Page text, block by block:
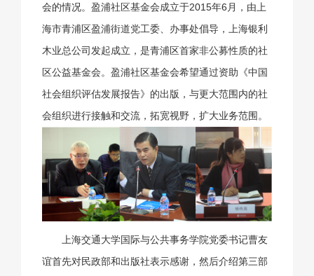
会的情况。盈浦社区基金会成立于2015年6月，由上
海市青浦区盈浦街道党工委、办事处倡导，上海银利
木业总公司发起成立，是青浦区首家非公募性质的社
区公益基金会。盈浦社区基金会希望通过资助《中国
社会组织评估发展报告》的出版，与更大范围内的社
会组织进行接触和交流，拓宽视野，扩大业务范围。
上海交通大学国际与公共事务学院党委书记曹友
谊首先对民政部和出版社表示感谢，然后介绍第三部